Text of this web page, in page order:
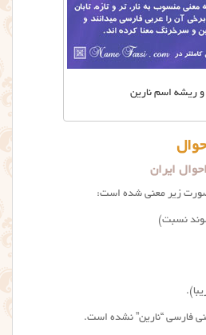
ریشه اسم نارین
ایران
صورت زیر معنی شده است:
نسبت)
فارسی “نارین” نشده است.